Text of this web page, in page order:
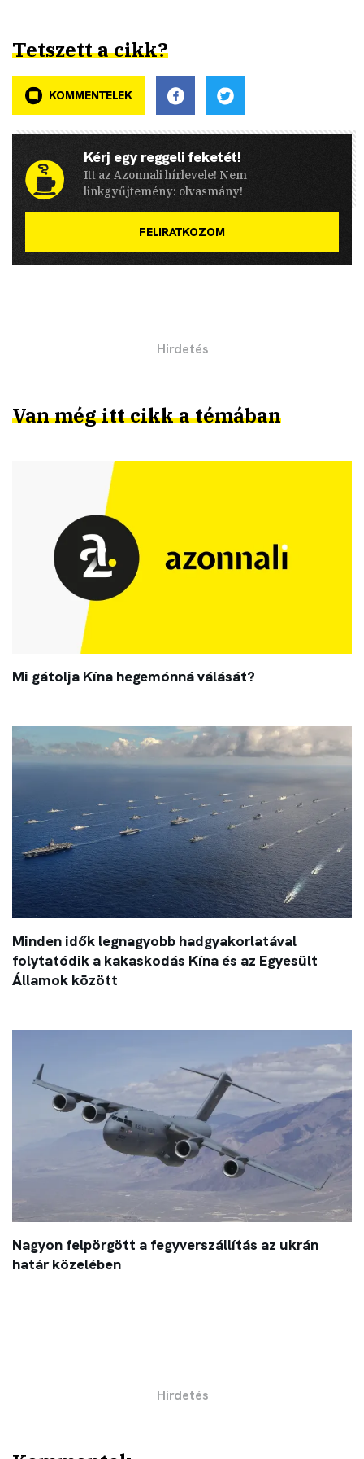
Tetszett a cikk?
KOMMENTELEK
Kérj egy reggeli feketét!
Itt az Azonnali hírlevele! Nem
linkgyűjtemény: olvasmány!
FELIRATKOZOM
Van még itt cikk a témában
Mi gátolja Kína hegemónná válását?
Minden idők legnagyobb hadgyakorlatával
folytatódik a kakaskodás Kína és az Egyesült
Államok között
Nagyon felpörgött a fegyverszállítás az ukrán
határ közelében